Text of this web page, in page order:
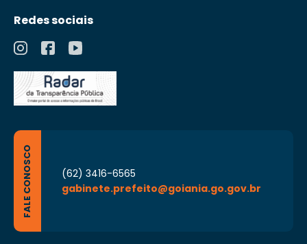
Redes sociais
FALE CONOSCO
(62) 3416-6565
gabinete.prefeito@goiania.go.gov.br